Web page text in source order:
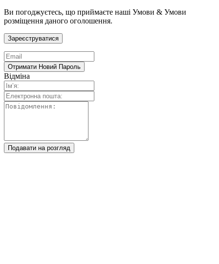
Ви погоджуєтесь, що приймаєте наші Умови & Умови
розміщення даного оголошення.
Відміна